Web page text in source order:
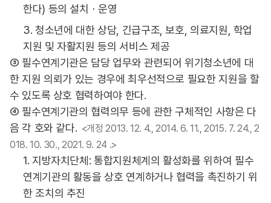
한다) 등의 설치ㆍ운영
3. 청소년에 대한 상담, 긴급구조, 보호, 의료지원, 학업
지원 및 자활지원 등의 서비스 제공
③ 필수연계기관은 담당 업무와 관련되어 위기청소년에 대
한 지원 의뢰가 있는 경우에 최우선적으로 필요한 지원을 할
수 있도록 상호 협력하여야 한다.
④ 필수연계기관의 협력의무 등에 관한 구체적인 사항은 다
음 각 호와 같다. <개정 2013. 12. 4., 2014. 6. 11., 2015. 7. 24., 2
018. 10. 30., 2021. 9. 24 .>
1. 지방자치단체: 통합지원체계의 활성화를 위하여 필수
연계기관의 활동을 상호 연계하거나 협력을 촉진하기 위
한 조치의 추진